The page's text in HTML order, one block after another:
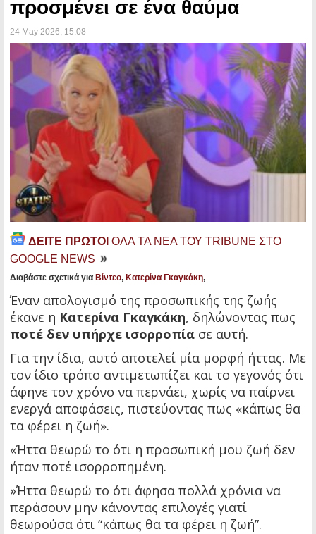
προσμένει σε ένα θαύμα
24 May 2026 , 15:08
ΔΕΙΤΕ ΠΡΩΤΟΙ ΟΛΑ ΤΑ ΝΕΑ ΤΟΥ TRIBUNE ΣΤΟ
GOOGLE NEWS
Διαβάστε σχετικά για Βίντεο, Κατερίνα Γκαγκάκη,
Έναν απολογισμό της προσωπικής της ζωής
έκανε η Κατερίνα Γκαγκάκη, δηλώνοντας πως
ποτέ δεν υπήρχε ισορροπία σε αυτή.
Για την ίδια, αυτό αποτελεί μία μορφή ήττας. Με
τον ίδιο τρόπο αντιμετωπίζει και το γεγονός ότι
άφηνε τον χρόνο να περνάει, χωρίς να παίρνει
ενεργά αποφάσεις, πιστεύοντας πως «κάπως θα
τα φέρει η ζωή».
«Ήττα θεωρώ το ότι η προσωπική μου ζωή δεν
ήταν ποτέ ισορροπημένη.
»Ήττα θεωρώ το ότι άφησα πολλά χρόνια να
περάσουν μην κάνοντας επιλογές γιατί
θεωρούσα ότι “κάπως θα τα φέρει η ζωή”.